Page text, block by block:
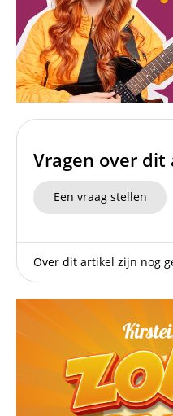
Vragen over
Een vraag stellen
Over dit artikel zijn nog